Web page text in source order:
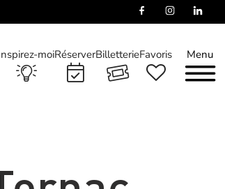
Menu
moiRéserverBilletterieFavoris